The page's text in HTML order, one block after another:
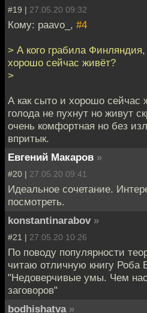
#19 | 27.05.20 09:32
Кому: paavo_, #4
> А кого грабила
хорошо сейчас живёт?
>
А как сыто и хорошо
голода не пухнут но живут
очень комфортная но без
впритык.
Евгений Макаров »
#20 | 27.05.20 09:41
Идеальное сочетание.
посмотреть.
konstantinarabov »
#21 | 27.05.20 10:26
По поводу популярности
читаю отличную книгу Роба
"Недоверчивые умы. Чем
заговоров"
bodhishatva »